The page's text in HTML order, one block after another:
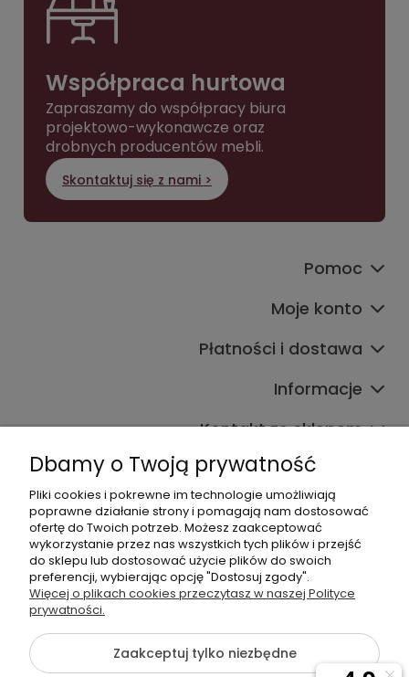
Współpraca hurtowa
Zapraszamy do współpracy biura
projektowo-wykonawcze oraz
drobnych producentów mebli.
Skontaktuj się z nami >
Pomoc
Moje konto
Płatności i dostawa
Informacje
Kontakt ze sklepem
Dane kontaktowe
603377506
sklep@komfort-biuro.pl
Nasz Facebook
Dbamy o Twoją prywatność
Pliki cookies i pokrewne im technologie umożliwiają
poprawne działanie strony i pomagają nam dostosować
ofertę do Twoich potrzeb. Możesz zaakceptować
wykorzystanie przez nas wszystkich tych plików i przejść
do sklepu lub dostosować użycie plików do swoich
preferencji, wybierając opcję "Dostosuj zgody".
Więcej o plikach cookies przeczytasz w naszej Polityce
prywatności.
Zaakceptuj tylko niezbędne